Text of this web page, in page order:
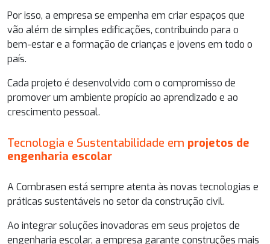
Por isso, a empresa se empenha em criar espaços que
vão além de simples edificações, contribuindo para o
bem-estar e a formação de crianças e jovens em todo o
país.
Cada projeto é desenvolvido com o compromisso de
promover um ambiente propício ao aprendizado e ao
crescimento pessoal.
Tecnologia e Sustentabilidade em projetos de
engenharia escolar
A Combrasen está sempre atenta às novas tecnologias e
práticas sustentáveis no setor da construção civil.
Ao integrar soluções inovadoras em seus projetos de
engenharia escolar, a empresa garante construções mais